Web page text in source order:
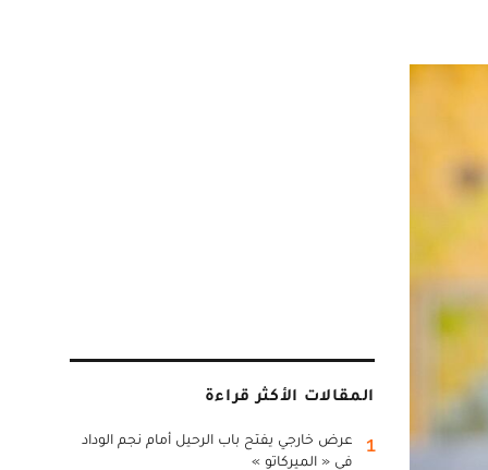
المقالات الأكثر قراءة
1
عرض خارجي يفتح باب الرحيل أمام نجم الوداد
في « الميركاتو »